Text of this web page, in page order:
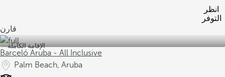
انظر
التوفر
قارن
الإقامة الكاملة
Barceló Aruba - All Inclusive
Palm Beach, Aruba